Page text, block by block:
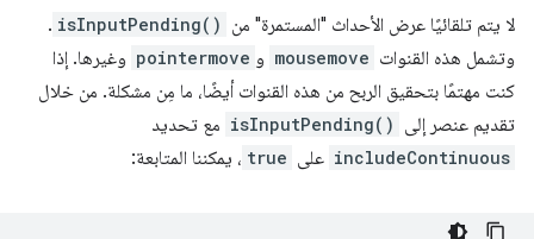
لا يتم تلقائيًا عرض الأحداث "المستمرة" من isInputPending()
.
وتشمل هذه القنوات mousemove و pointermove وغيرها. إذا
كنت مهتمًا بتحقيق الربح من هذه القنوات أيضًا، ما مِن مشكلة. من خلال
تقديم عنصر إلى isInputPending() مع تحديد
includeContinuous على true ، يمكننا المتابعة: